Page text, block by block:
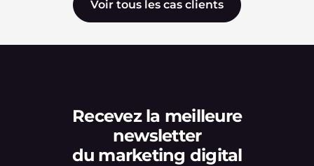
Voir tous les cas clients
Recevez la meilleure
newsletter
du marketing digital